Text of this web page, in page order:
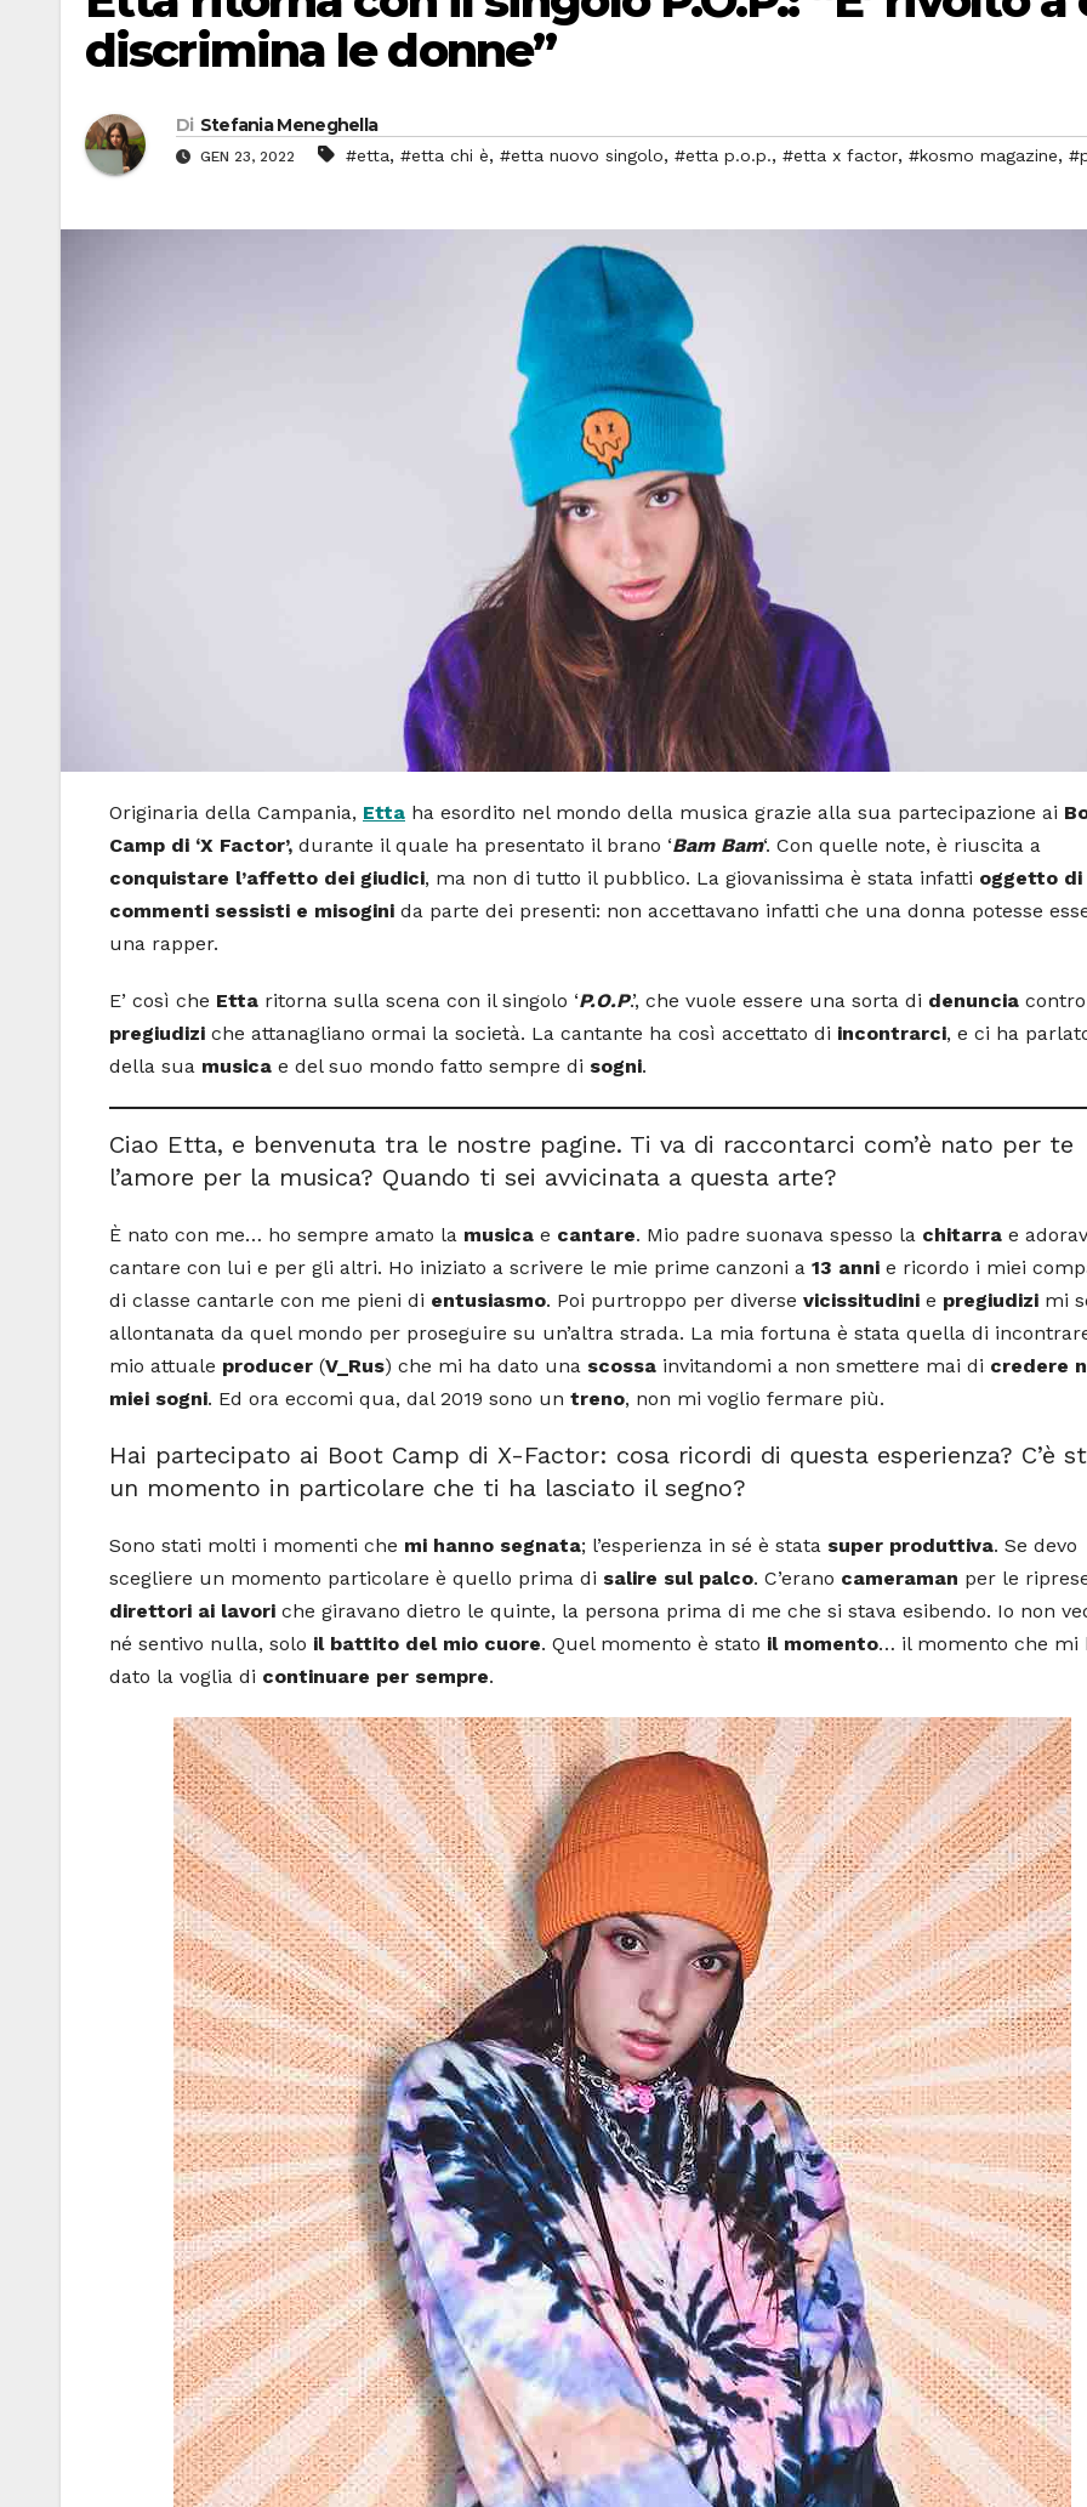
discrimina le donne”
Di Stefania Meneghella
GEN 23, 2022 #etta, #etta chi è, #etta nuovo singolo, #etta p.o.p., #etta x factor, #kosmo magazine,
Originaria della Campania, Etta ha esordito nel mondo della musica grazie alla sua partecipazione ai
Camp di ‘X Factor’, durante il quale ha presentato il brano ‘Bam Bam‘. Con quelle note, è riuscita a
conquistare l’affetto dei giudici, ma non di tutto il pubblico. La giovanissima è stata infatti oggetto di
commenti sessisti e misogini da parte dei presenti: non accettavano infatti che una donna potesse
una rapper.
E’ così che Etta ritorna sulla scena con il singolo ‘P.O.P.’, che vuole essere una sorta di denuncia
pregiudizi che attanagliano ormai la società. La cantante ha così accettato di incontrarci, e ci ha
della sua musica e del suo mondo fatto sempre di sogni.
Ciao Etta, e benvenuta tra le nostre pagine. Ti va di raccontarci com’è nato per te
l’amore per la musica? Quando ti sei avvicinata a questa arte?
È nato con me… ho sempre amato la musica e cantare. Mio padre suonava spesso la chitarra e
cantare con lui e per gli altri. Ho iniziato a scrivere le mie prime canzoni a 13 anni e ricordo i miei
di classe cantarle con me pieni di entusiasmo. Poi purtroppo per diverse vicissitudini e pregiudizi mi
allontanata da quel mondo per proseguire su un’altra strada. La mia fortuna è stata quella di
mio attuale producer (V_Rus) che mi ha dato una scossa invitandomi a non smettere mai di credere
miei sogni. Ed ora eccomi qua, dal 2019 sono un treno, non mi voglio fermare più.
Hai partecipato ai Boot Camp di X-Factor: cosa ricordi di questa esperienza? C’è
un momento in particolare che ti ha lasciato il segno?
Sono stati molti i momenti che mi hanno segnata; l’esperienza in sé è stata super produttiva. Se devo
scegliere un momento particolare è quello prima di salire sul palco. C’erano cameraman per le
direttori ai lavori che giravano dietro le quinte, la persona prima di me che si stava esibendo. Io non
né sentivo nulla, solo il battito del mio cuore. Quel momento è stato il momento… il momento che mi
dato la voglia di continuare per sempre.